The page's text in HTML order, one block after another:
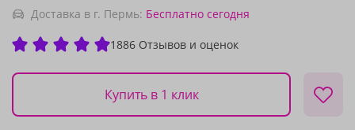
Доставка в г. Пермь: Бесплатно сегодня
1886 Отзывов и оценок
Купить в 1 клик